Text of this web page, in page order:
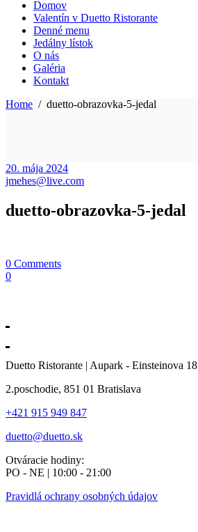
Domov
Valentín v Duetto Ristorante
Denné menu
Jedálny lístok
O nás
Galéria
Kontakt
Home / duetto-obrazovka-5-jedal
20. mája 2024
jmehes@live.com
duetto-obrazovka-5-jedal
0 Comments
0
Duetto Ristorante | Aupark - Einsteinova 18
2.poschodie, 851 01 Bratislava
+421 915 949 847
duetto@duetto.sk
Otváracie hodiny:
PO - NE | 10:00 - 21:00
Pravidlá ochrany osobných údajov